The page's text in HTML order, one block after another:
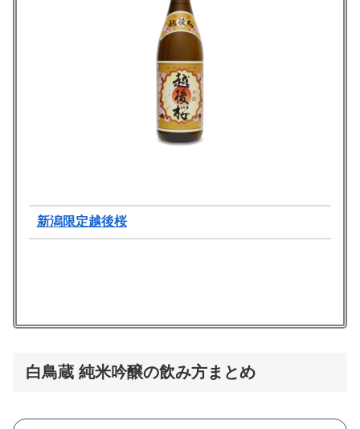
新潟限定越後桜
白鳥蔵 純米吟醸の飲み方まとめ